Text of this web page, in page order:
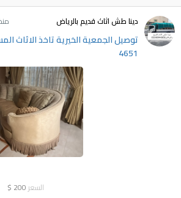
دينا طش اثاث قديم بالرياض منذ 5
4651
السعر 200
$